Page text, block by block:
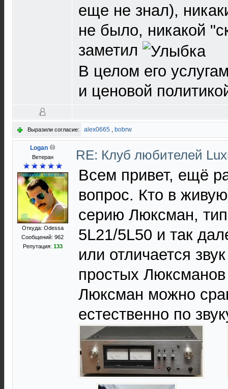
еще не знал),
не было, никакой
заметил
В целом его
и ценовой
Выразили согласие: alex0665 , bobrw
Logan
Ветеран
Откуда: Odessa
Сообщений: 962
Репутация: 133
RE: Клуб любителей
Всем привет, ещё
вопрос. Кто в
серию Люксман,
5L21/5L50 и так
или отличается
простых
Люксман можно
естественно по